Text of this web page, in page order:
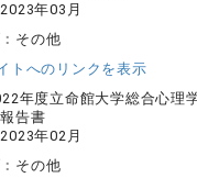
2023年03月
その他
トへのリンクを表示
年度立命館大学総合心理
告書
2023年02月
その他